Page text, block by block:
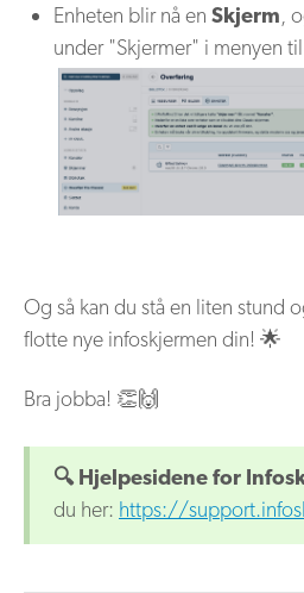
Enheten blir nå en Skjerm ,
under "Skjermer" i menyen
Og så kan du stå en liten stund
flotte nye infoskjermen din! 🌟
Bra jobba! 👏🙌
🔍 Hjelpesidene for
du her: https://